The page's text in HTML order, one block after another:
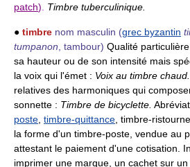
patch) Timbre tuberculinique.
● timbre nom masculin (grec byzantin
tumpanon , tambour) Qualité
sa hauteur ou de son intensité mais
la voix qui l'émet : Voix au timbre chaud.
relatives des harmoniques qui
sonnette : Timbre de bicyclette.
poste timbre-quittance , timbre-
la forme d'un timbre-poste, vendue au
attestant le paiement d'une cotisation.
imprimer une marque, un cachet sur un